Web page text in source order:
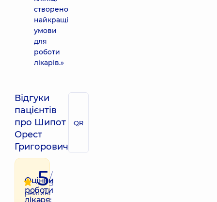
створено
найкращі
умови
для
роботи
лікарів.»
Відгуки
пацієнтів
про Шипот
Орест
Григорович
QR
Оцінки
роботи
лікаря:
5/
5
рейтинг